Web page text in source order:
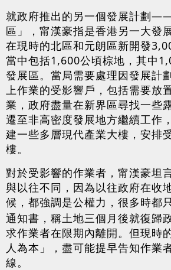
就政府推出的另一個發展計劃
區」，甯漢豪指是香港另一大發
在現時的北區和元朗區新開發
當中包括1,600公頃棕地，其中
發展區。當局需要處理因發展計
上作業的受影響戶，包括需要放
業，政府盡量在新界區尋找一些
遷至非高密度發展地方繼續工作
建一些多層現代產業大樓，安排
樓。
對於受影響的作業者，甯漢豪坦
與以往不同，因為以往政府在收
候，都強調是公權力，很多時都
通知書，稱土地三個月後就復歸
求作業者在限期內離開。但現時
人為本」，盡可能提早告知作業
線。